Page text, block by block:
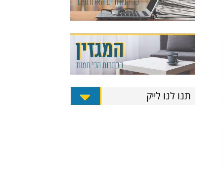
תנו לנו לייק